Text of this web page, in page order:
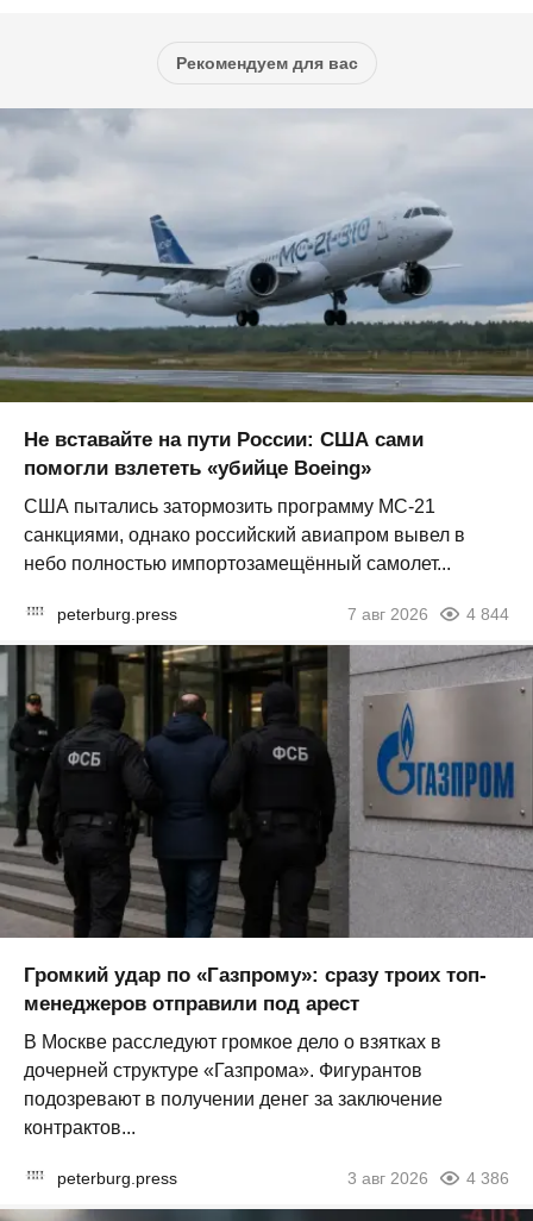
Рекомендуем для вас
Не вставайте на пути России: США сами
помогли взлететь «убийце Boeing»
США пытались затормозить программу МС-21
санкциями, однако российский авиапром вывел в
небо полностью импортозамещённый самолет...
peterburg.press 7 авг 2026 4 844
Громкий удар по «Газпрому»: сразу троих топ-
менеджеров отправили под арест
В Москве расследуют громкое дело о взятках в
дочерней структуре «Газпрома». Фигурантов
подозревают в получении денег за заключение
контрактов...
peterburg.press 3 авг 2026 4 386